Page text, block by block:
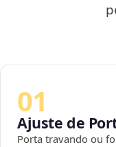
01
Ajuste de
Porta travando ou